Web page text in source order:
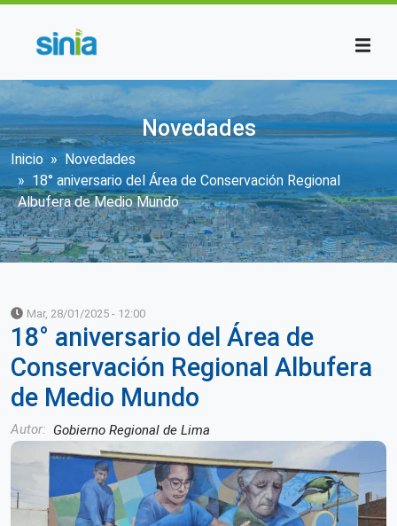
Novedades
Sobrescribir enlaces de ayuda a la
Inicio
Novedades
18° aniversario del Área de Conservación Regional
Albufera de Medio Mundo
Mar, 28/01/2025 - 12:00
18° aniversario del Área de
Conservación Regional Albufera
de Medio Mundo
Autor Gobierno Regional de Lima